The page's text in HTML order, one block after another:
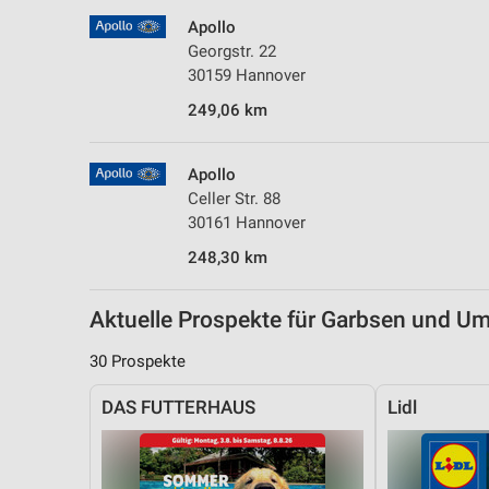
Apollo
Georgstr. 22
30159 Hannover
249,06 km
Apollo
Celler Str. 88
30161 Hannover
248,30 km
Aktuelle Prospekte für Garbsen und
30 Prospekte
DAS FUTTERHAUS Lidl
Messung der Performance von Inhalten
Analyse von Zielgruppen durch Statistiken oder Kombinationen
Entwicklung und Verbesserung der Angebote
Verwendung reduzierter Daten zur Auswahl von Inhalten
Nicht-IAB-Verarbeitungszwecke:
Notwendig
Performance